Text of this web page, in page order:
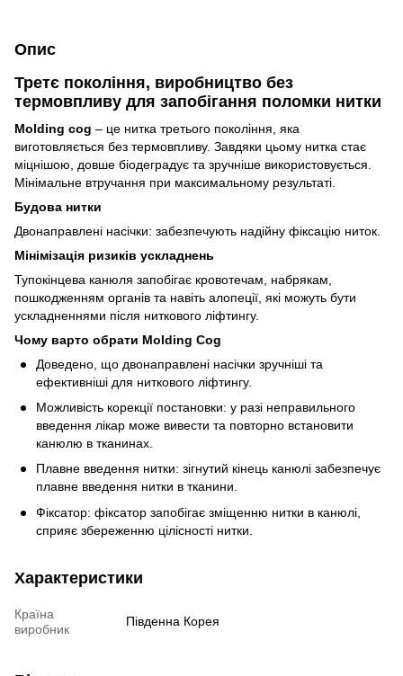
Опис
Третє покоління, виробництво без
термовпливу для запобігання поломки нитки
Molding cog – це нитка третього покоління, яка
виготовляється без термовпливу. Завдяки цьому нитка стає
міцнішою, довше біодеградує та зручніше використовується.
Мінімальне втручання при максимальному результаті.
Будова нитки
Двонаправлені насічки: забезпечують надійну фіксацію ниток.
Мінімізація ризиків ускладнень
Тупокінцева канюля запобігає кровотечам, набрякам,
пошкодженням органів та навіть алопеції, які можуть бути
ускладненнями після ниткового ліфтингу.
Чому варто обрати Molding Cog
Доведено, що двонаправлені насічки зручніші та
ефективніші для ниткового ліфтингу.
Можливість корекції постановки: у разі неправильного
введення лікар може вивести та повторно встановити
канюлю в тканинах.
Плавне введення нитки: зігнутий кінець канюлі забезпечує
плавне введення нитки в тканини.
Фіксатор: фіксатор запобігає зміщенню нитки в канюлі,
сприяє збереженню цілісності нитки.
Характеристики
Країна
виробник
Південна Корея